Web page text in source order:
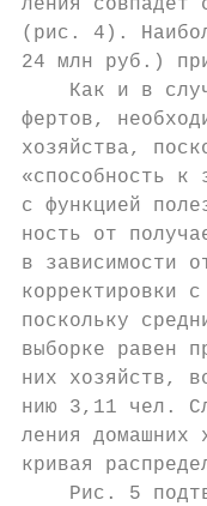
ления совпадет
(рис. 4).
24 млн руб.)
Как и в
фертов,
хозяйства,
«способность
с функцией
ность от
в зависимости
корректировки
поскольку
выборке равен
них хозяйств,
нию 3,11 чел.
ления домашних
кривая
Рис. 5